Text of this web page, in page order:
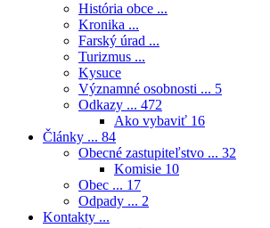
História obce ...
Kronika ...
Farský úrad ...
Turizmus ...
Kysuce
Významné osobnosti ... 5
Odkazy ... 472
Ako vybaviť 16
Články ... 84
Obecné zastupiteľstvo ... 32
Komisie 10
Obec ... 17
Odpady ... 2
Kontakty ...